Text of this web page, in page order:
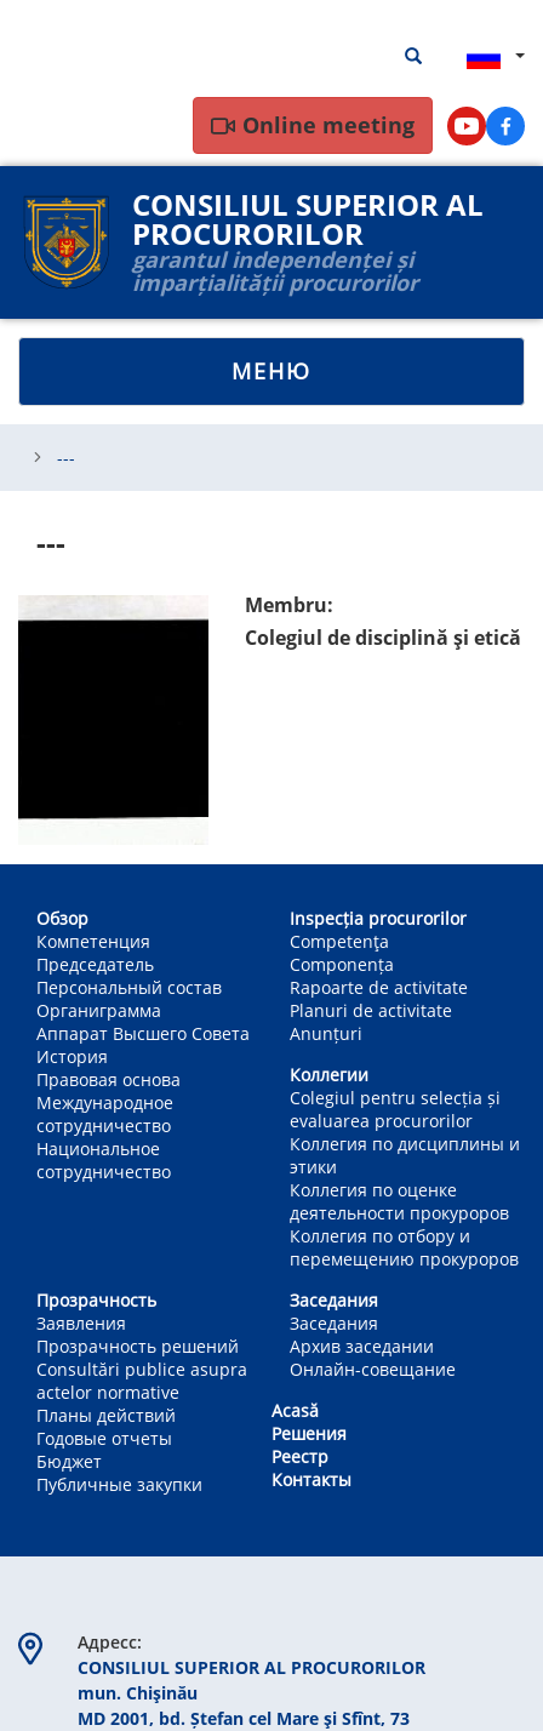
поиска
Результаты
Online meeting Youtube
CONSILIUL SUPERIOR AL
PROCURORILOR
garantul independenței și
imparțialității procurorilor
TOGGLE
NAVIGATION
МЕНЮ
---
---
Membru:
Colegiul de disciplină și etică
navigation
Обзор
Компетенция
Председатель
Персональный состав
Органиграмма
Аппарат Высшего Совета
История
Правовая основа
Международное
сотрудничество
Национальное
сотрудничество
Inspecția procurorilor
Competenţa
Componența
Rapoarte de activitate
Planuri de activitate
Anunțuri
Коллегии
Colegiul pentru selecția și
evaluarea procurorilor
Коллегия по дисциплины и
этики
Коллегия по оценке
деятельности прокуроров
Коллегия по отбору и
перемещению прокуроров
Прозрачность
Заявления
Прозрачность решений
Consultări publice asupra
actelor normative
Планы действий
Годовые отчеты
Бюджет
Публичные закупки
Заседания
Заседания
Архив заседании
Онлайн-совещание
Acasă
Решения
Реестр
Контакты
Aдресс:
CONSILIUL SUPERIOR AL PROCURORILOR
mun. Chişinău
MD 2001, bd. Ștefan cel Mare şi Sfînt, 73